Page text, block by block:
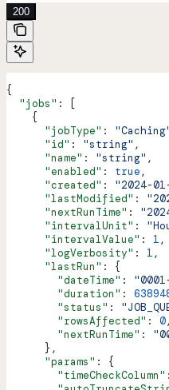
200
{
  "jobs"
: [
    {
      "jobType"
:
      "id"
: "string" ,
      "name"
: "string" ,
      "enabled"
: true,
      "created"
: "2024-
      "lastModified"
:
      "nextRunTime"
:
      "intervalUnit"
:
      "intervalValue"
: 1,
      "logVerbosity"
: 1,
      "lastRun"
: {
        "dateTime"
:
        "duration"
:
        "status"
:
        "rowsAffected"
: 0,
        "nextRunTime"
:
      },
      "params"
: {
        "timeCheckColumn"